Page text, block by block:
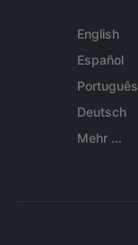
English
Español
Português
Deutsch
Mehr ...